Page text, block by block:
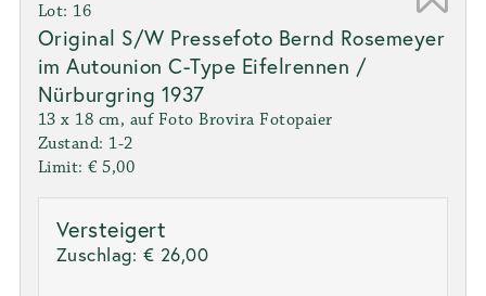
Lot: 16
Original S/W Pressefoto Bernd Rosemeyer
im Autounion C-Type Eifelrennen /
Nürburgring 1937
13 x 18 cm, auf Foto Brovira Fotopaier
Zustand: 1-2
Limit: € 5,00
Versteigert
Zuschlag: € 26,00